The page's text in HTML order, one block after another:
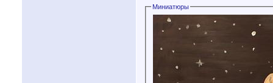
Миниатюры